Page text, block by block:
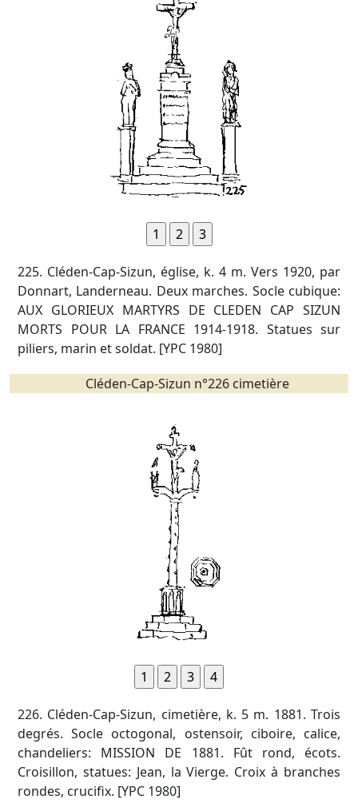
225. Cléden-Cap-Sizun, église, k. 4 m. Vers 1920, par
Donnart, Landerneau. Deux marches. Socle cubique:
AUX GLORIEUX MARTYRS DE CLEDEN CAP SIZUN
MORTS POUR LA FRANCE 1914-1918. Statues sur
piliers, marin et soldat. [YPC 1980]
Cléden-Cap-Sizun n°226 cimetière
226. Cléden-Cap-Sizun, cimetière, k. 5 m. 1881. Trois
degrés. Socle octogonal, ostensoir, ciboire, calice,
chandeliers: MISSION DE 1881. Fût rond, écots.
Croisillon, statues: Jean, la Vierge. Croix à branches
rondes, crucifix. [YPC 1980]